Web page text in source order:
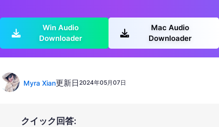
Win Audio
Downloader
Mac Audio
Downloader
Myra Xian更新日2024年05月07日
クイック回答: